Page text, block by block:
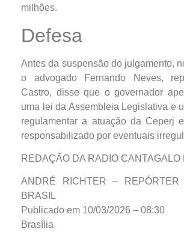
milhões.
Defesa
Antes da suspensão do julgamento,
o advogado Fernando Neves,
Castro, disse que o governador
uma lei da Assembleia Legislativa e
regulamentar a atuação da Ceperj
responsabilizado por eventuais
REDAÇÃO DA RADIO CANTAGALO
ANDRÉ RICHTER – REPÓRTER
BRASIL
Publicado em 10/03/2026 – 08:30
Brasília